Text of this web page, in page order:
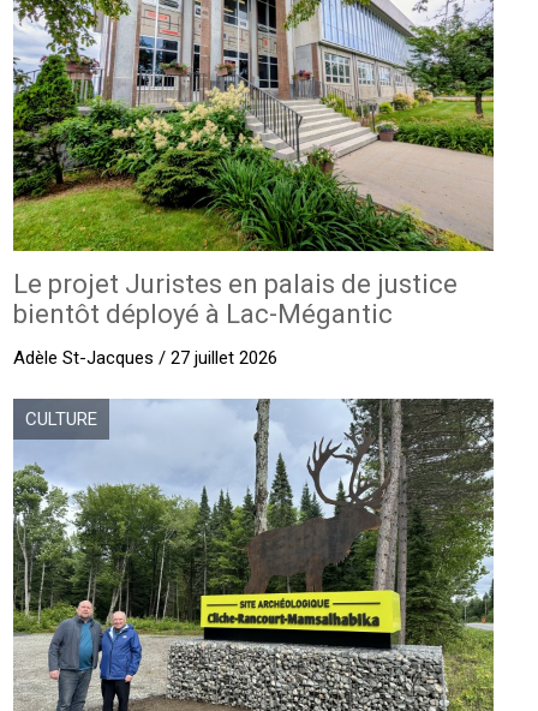
Le projet Juristes en palais de justice
bientôt déployé à Lac-Mégantic
Adèle St-Jacques / 27 juillet 2026
CULTURE